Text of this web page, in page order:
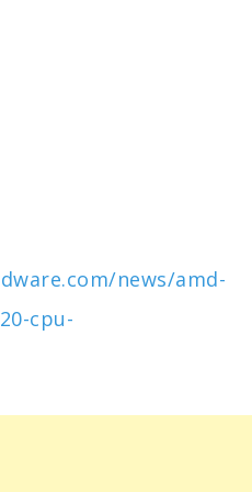
news/amd-
cpu-